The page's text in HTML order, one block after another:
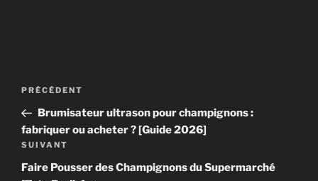
Navigation
l’article
Article
précédent
PRÉCÉDENT
Brumisateur ultrason pour champignons :
fabriquer ou acheter ? [Guide 2026]
Article
suivant
SUIVANT
Faire Pousser des Champignons du Supermarché